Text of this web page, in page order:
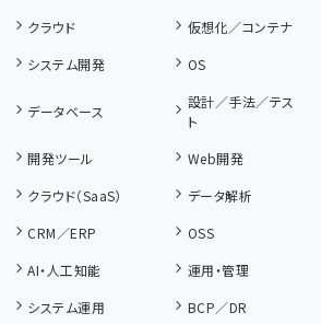
クラウド
仮想化／コンテナ
システム開発 OS
データベース
設計／手法／テス
ト
開発ツール
Web開発
クラウド（SaaS）
データ解析
CRM／ERP
OSS
AI・人工知能
運用・管理
システム運用
BCP／DR